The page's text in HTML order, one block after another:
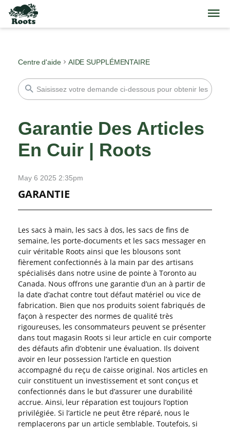
Centre d'aide AIDE SUPPLÉMENTAIRE
Garantie Des Articles
En Cuir | Roots
May 6 2025 2:35pm
GARANTIE
Les sacs à main, les sacs à dos, les sacs de fins de
semaine, les porte-documents et les sacs messager en
cuir véritable Roots ainsi que les blousons sont
fièrement confectionnés à la main par des artisans
spécialisés dans notre usine de pointe à Toronto au
Canada. Nous offrons une garantie d’un an à partir de
la date d’achat contre tout défaut matériel ou vice de
fabrication. Bien que nos produits soient fabriqués de
façon à respecter des normes de qualité très
rigoureuses, les consommateurs peuvent se présenter
dans tout magasin Roots si leur article en cuir comporte
des défauts afin d’obtenir une évaluation. Ils doivent
avoir en leur possession l’article en question
accompagné du reçu de caisse original. Nos articles en
cuir constituent un investissement et sont conçus et
confectionnés dans le but d’assurer une durabilité
accrue. Ainsi, leur réparation est toujours l’option
privilégiée. Si l’article ne peut être réparé, nous le
remplacerons par un article semblable. Toutefois, si